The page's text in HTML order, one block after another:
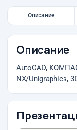
Описание
Описание
AutoCAD,
NX/Unigraphics,